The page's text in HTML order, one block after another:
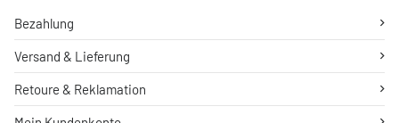
Bezahlung
Versand & Lieferung
Retoure & Reklamation